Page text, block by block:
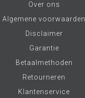
Over ons
Algemene voorwaarden
Disclaimer
Garantie
Betaalmethoden
Retourneren
Klantenservice